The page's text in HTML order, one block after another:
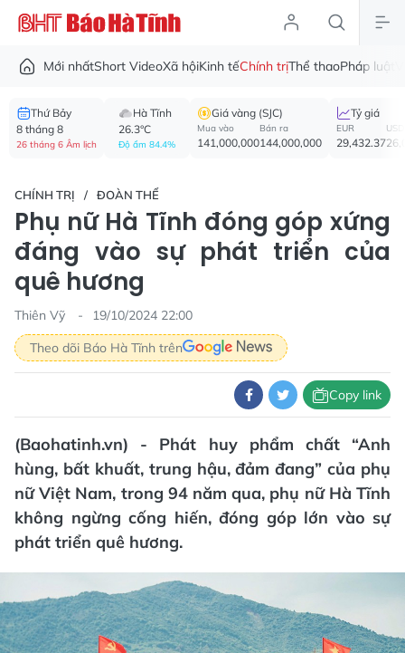
Mới nhấtShort VideoXã hộiKinh tếChính trịThể thaoPháp luật
Thứ Bảy
8 tháng 8
26 tháng 6 Âm lịch
Hà Tĩnh
26.3°C
Độ ẩm 84.4%
Giá vàng (SJC)
Mua vào
141,000,000
Bán ra
144,000,000
Tỷ giá
EUR
29,432.37
USD
CHÍNH TRỊ ĐOÀN THỂ
Phụ nữ Hà Tĩnh đóng góp xứng
đáng vào sự phát triển của
quê hương
Thiên Vỹ
19/10/2024 22:00
Theo dõi Báo Hà Tĩnh trên
Copy link
(Baohatinh.vn) - Phát huy phẩm chất “Anh
hùng, bất khuất, trung hậu, đảm đang” của phụ
nữ Việt Nam, trong 94 năm qua, phụ nữ Hà Tĩnh
không ngừng cống hiến, đóng góp lớn vào sự
phát triển quê hương.